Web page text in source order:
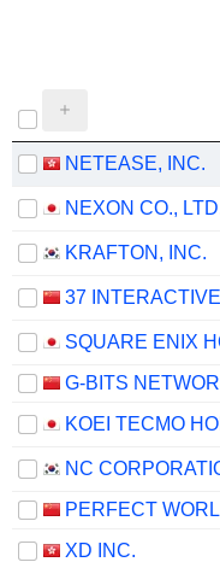
NETEASE, INC.
NEXON CO.,
KRAFTON, INC.
NC
XD INC.